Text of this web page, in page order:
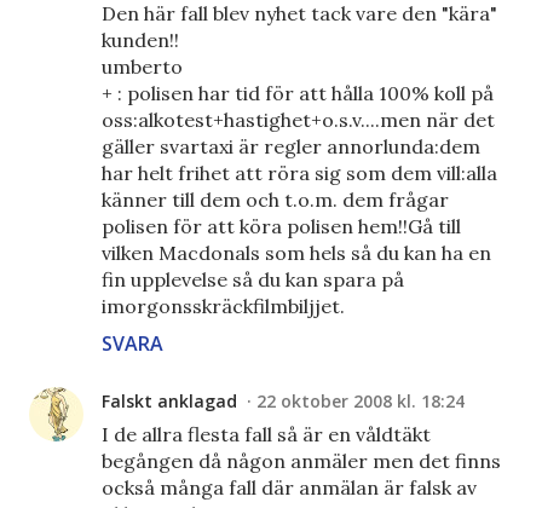
Den här fall blev nyhet tack vare den "kära"
kunden!!
umberto
+ : polisen har tid för att hålla 100% koll på
oss:alkotest+hastighet+o.s.v....men när det
gäller svartaxi är regler annorlunda:dem
har helt frihet att röra sig som dem vill:alla
känner till dem och t.o.m. dem frågar
polisen för att köra polisen hem!!Gå till
vilken Macdonals som hels så du kan ha en
fin upplevelse så du kan spara på
imorgonsskräckfilmbiljjet.
SVARA
Falskt anklagad 22 oktober 2008 kl. 18:24
I de allra flesta fall så är en våldtäkt
begången då någon anmäler men det finns
också många fall där anmälan är falsk av